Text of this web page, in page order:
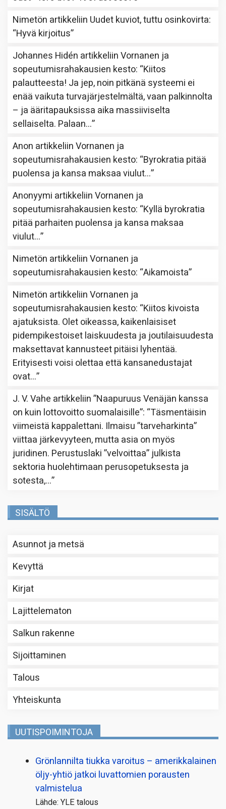
Nimetön artikkeliin Uudet kuviot, tuttu osinkovirta:
“Hyvä kirjoitus”
Johannes Hidén artikkeliinVornanen ja
sopeutumisrahakausien kesto: “Kiitos
palautteesta! Ja jep, noin pitkänä systeemi ei
enää vaikuta turvajärjestelmältä, vaan palkinnolta
– ja ääritapauksissa aika massiiviselta
sellaiselta. Palaan…”
Anon artikkeliinVornanen ja
sopeutumisrahakausien kesto: “Byrokratia pitää
puolensa ja kansa maksaa viulut…”
Anonyymi artikkeliinVornanen ja
sopeutumisrahakausien kesto: “Kyllä byrokratia
pitää parhaiten puolensa ja kansa maksaa
viulut…”
Nimetön artikkeliinVornanen ja
sopeutumisrahakausien kesto: “Aikamoista”
Nimetön artikkeliinVornanen ja
sopeutumisrahakausien kesto: “Kiitos kivoista
ajatuksista. Olet oikeassa, kaikenlaisiset
pidempikestoiset laiskuudesta ja joutilaisuudesta
maksettavat kannusteet pitäisi lyhentää.
Erityisesti voisi olettaa että kansanedustajat
ovat…”
J. V. Vahe artikkeliin”Naapuruus Venäjän kanssa
on kuin lottovoitto suomalaisille”: “Täsmentäisin
viimeistä kappalettani. Ilmaisu ”tarveharkinta”
viittaa järkevyyteen, mutta asia on myös
juridinen. Perustuslaki ”velvoittaa” julkista
sektoria huolehtimaan perusopetuksesta ja
sotesta,…”
SISÄLTÖ
Asunnot ja metsä
Kevyttä
Kirjat
Lajittelematon
Salkun rakenne
Sijoittaminen
Talous
Yhteiskunta
UUTISPOIMINTOJA
Grönlannilta tiukka varoitus – amerikkalainen
öljy-yhtiö jatkoi luvattomien porausten
valmistelua
Lähde: YLE talous